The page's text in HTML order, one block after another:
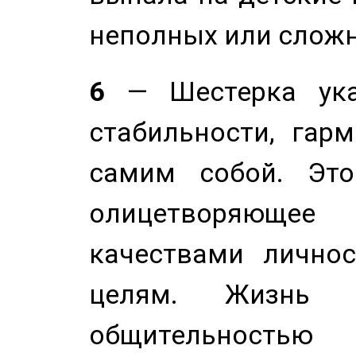
неполных или
6 — Шестерка
стабильности,
самим собой.
качествами
целям. Жизнь